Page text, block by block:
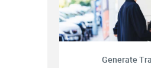
Generate